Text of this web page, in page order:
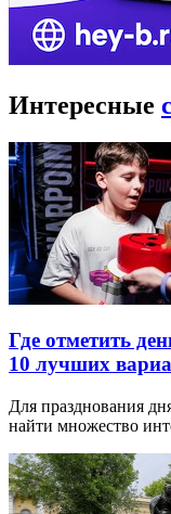
Интересные
Где отметить
10 лучших
Для празднования
найти множество